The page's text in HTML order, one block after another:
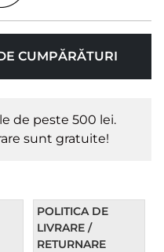
CUMPĂRĂTURI
de peste 500 lei.
sunt gratuite!
POLITICA DE
LIVRARE /
RETURNARE